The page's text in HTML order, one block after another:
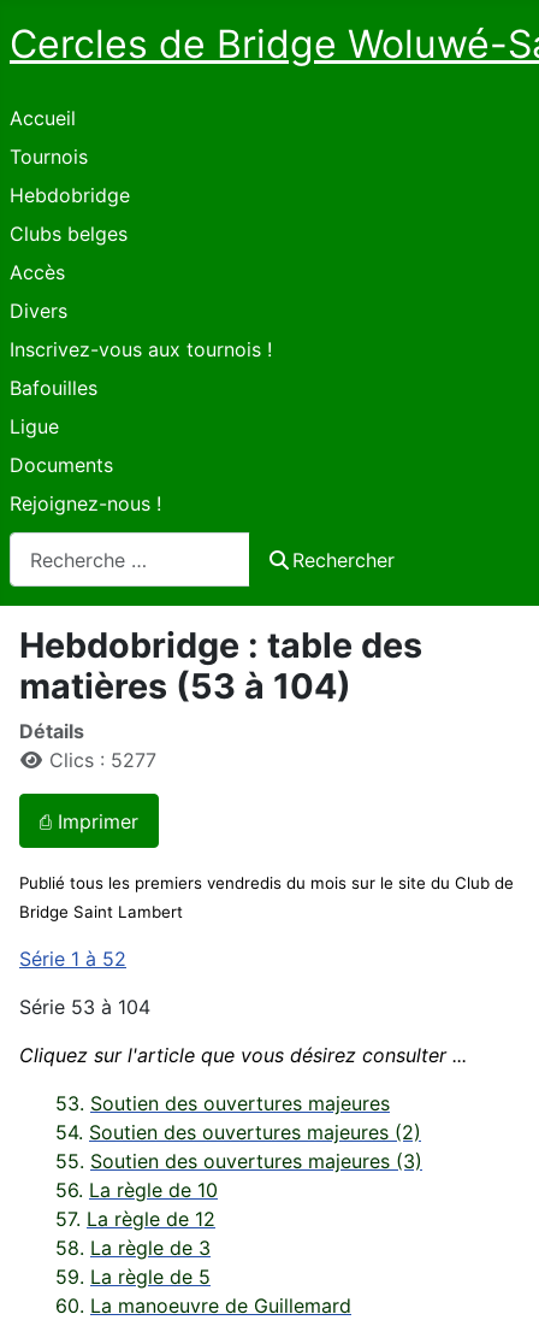
Cercles de Bridge Woluwé-
Accueil
Tournois
Hebdobridge
Clubs belges
Accès
Divers
Inscrivez-vous aux tournois !
Bafouilles
Ligue
Documents
Rejoignez-nous !
Rechercher
Hebdobridge : table des
matières (53 à 104)
Détails
Clics : 5277
⎙ Imprimer
Publié tous les premiers vendredis du mois sur le site du Club de
Bridge Saint Lambert
Série 1 à 52
Série 53 à 104
Cliquez sur l'article que vous désirez consulter ...
53. Soutien des ouvertures majeures
54. Soutien des ouvertures majeures (2)
55. Soutien des ouvertures majeures (3)
56. La règle de 10
57. La règle de 12
58. La règle de 3
59. La règle de 5
60. La manoeuvre de Guillemard